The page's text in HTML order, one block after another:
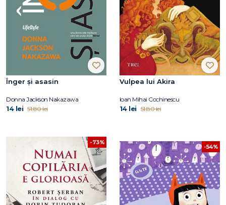
Înger și asasin
Donna Jackson Nakazawa
14 lei 51.80 lei
Vulpea lui Akira
Ioan Mihai Cochinescu
14 lei 51.80 lei
-73%
-54%